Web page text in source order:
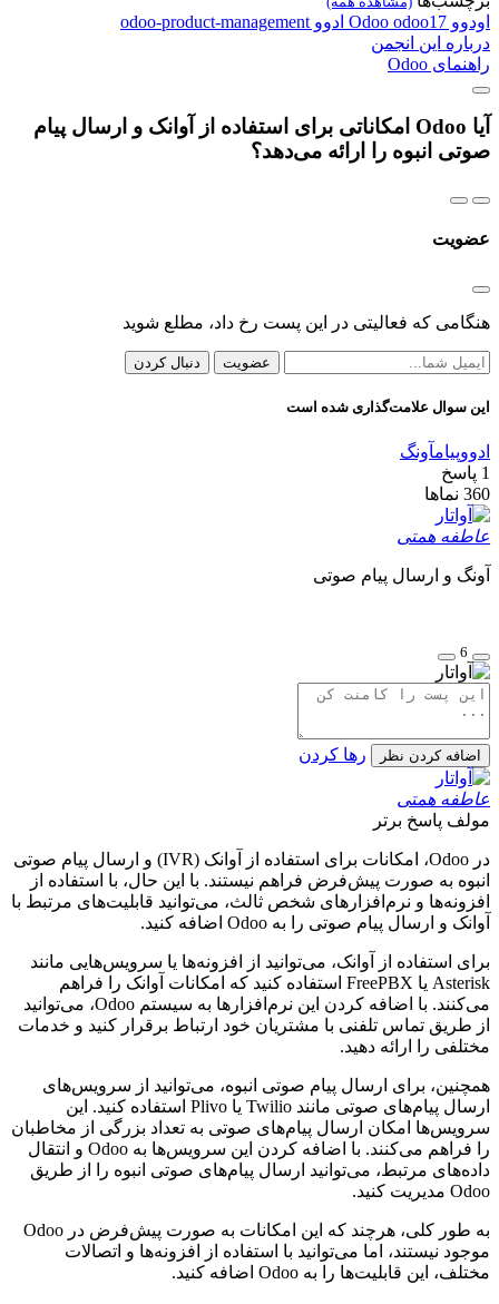
اودوو Odoo odoo17 ادوو odoo-product-management
درباره این انجمن
راهنمای Odoo
آیا Odoo امکاناتی برای استفاده از آوانک و ارسال پیام
صوتی انبوه را ارائه می‌دهد؟
عضویت
هنگامی که فعالیتی در این پست رخ داد، مطلع شوید
عضویت دنبال کردن
این سوال علامت‌گذاری شده است
ادووپیامآونگ
1 پاسخ
360 نماها
عاطفه همتی
آونگ و ارسال پیام صوتی
6
اضافه کردن نظر رها کردن
عاطفه همتی
مولف پاسخ برتر
در Odoo، امکانات برای استفاده از آوانک (IVR) و ارسال پیام صوتی
انبوه به صورت پیش‌فرض فراهم نیستند. با این حال، با استفاده از
افزونه‌ها و نرم‌افزارهای شخص ثالث، می‌توانید قابلیت‌های مرتبط با
آوانک و ارسال پیام صوتی را به Odoo اضافه کنید.
برای استفاده از آوانک، می‌توانید از افزونه‌ها یا سرویس‌هایی مانند
Asterisk یا FreePBX استفاده کنید که امکانات آوانک را فراهم
می‌کنند. با اضافه کردن این نرم‌افزارها به سیستم Odoo، می‌توانید
از طریق تماس تلفنی با مشتریان خود ارتباط برقرار کنید و خدمات
مختلفی را ارائه دهید.
همچنین، برای ارسال پیام صوتی انبوه، می‌توانید از سرویس‌های
ارسال پیام‌های صوتی مانند Twilio یا Plivo استفاده کنید. این
سرویس‌ها امکان ارسال پیام‌های صوتی به تعداد بزرگی از مخاطبان
را فراهم می‌کنند. با اضافه کردن این سرویس‌ها به Odoo و انتقال
داده‌های مرتبط، می‌توانید ارسال پیام‌های صوتی انبوه را از طریق
Odoo مدیریت کنید.
به طور کلی، هرچند که این امکانات به صورت پیش‌فرض در Odoo
موجود نیستند، اما می‌توانید با استفاده از افزونه‌ها و اتصالات
مختلف، این قابلیت‌ها را به Odoo اضافه کنید.